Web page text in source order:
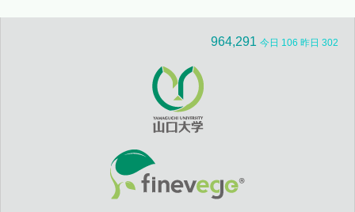
964,291 今日 106 昨日 302